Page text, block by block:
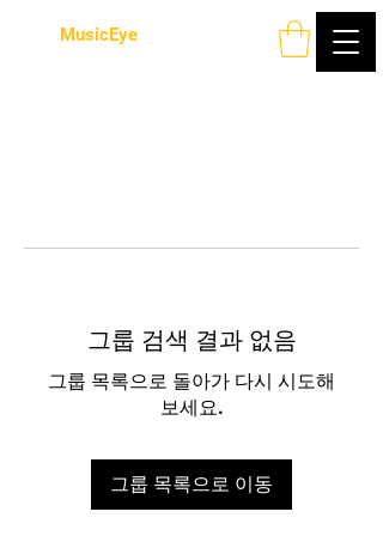
MusicEye
그룹 검색 결과 없음
그룹 목록으로 돌아가 다시 시도해
보세요.
그룹 목록으로 이동